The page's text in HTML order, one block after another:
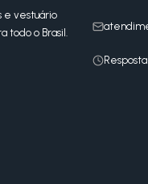
e vestuário
todo o Brasil.